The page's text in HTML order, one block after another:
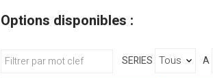
Options disponibles :
SERIES A